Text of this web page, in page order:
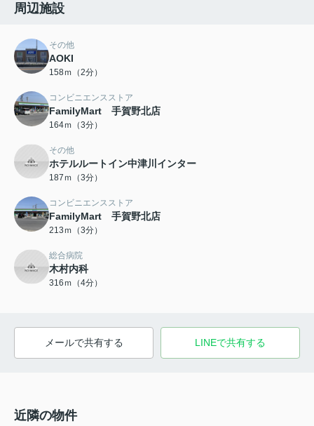
周辺施設
その他
AOKI
158ｍ（2分）
コンビニエンスストア
FamilyMart 手賀野北店
164ｍ（3分）
その他
ホテルルートイン中津川インター
187ｍ（3分）
コンビニエンスストア
FamilyMart 手賀野北店
213ｍ（3分）
総合病院
木村内科
316ｍ（4分）
メールで共有する LINEで共有する
近隣の物件